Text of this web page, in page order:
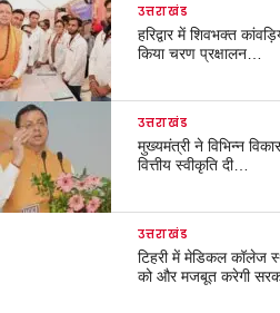
उत्तराखंड
हरिद्वार में शिवभक्त
किया चरण प्रक्षालन…
उत्तराखंड
मुख्यमंत्री ने विभिन्न
वित्तीय स्वीकृति दी…
उत्तराखंड
टिहरी में मेडिकल कॉलेज
को और मजबूत करेगी